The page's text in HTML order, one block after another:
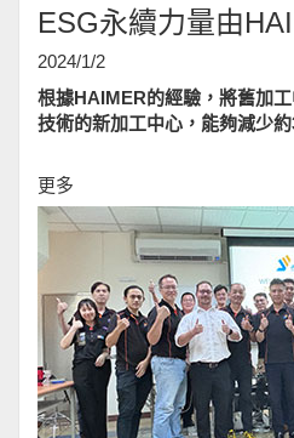
ESG永續力量由
2024/1/2
根據HAIMER的經驗，將舊加
技術的新加工中心，能夠減少
更多